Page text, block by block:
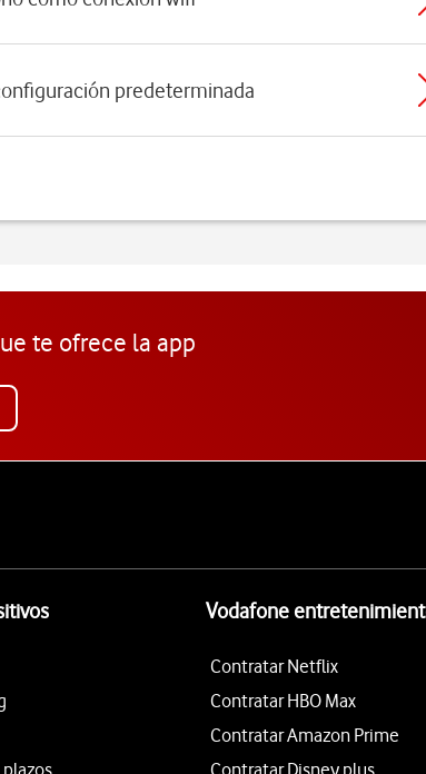
predeterminada
te ofrece la app
Vodafone
Contratar Netflix
Contratar HBO Max
Contratar Amazon Prime
Contratar Disney plus